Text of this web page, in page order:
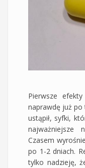
Pierwsze
naprawdę już po
ustąpił, syfki,
najważniejsze
Czasem
po 1-2 dniach.
tylko nadzieję,